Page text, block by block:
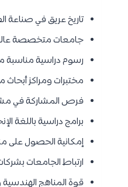
تاريخ عريق في صناعة
جامعات متخصصة
رسوم دراسية مناسبة
مختبرات ومراكز
فرص المشاركة في
برامج دراسية باللغة
إمكانية الحصول على
ارتباط الجامعات
قوة المناهج الهندسية